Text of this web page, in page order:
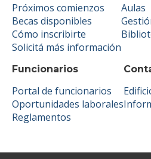
Próximos comienzos
Becas disponibles
Cómo inscribirte
Solicitá más información
Aulas
Funcionarios
Portal de funcionarios
Oportunidades laborales
Reglamentos